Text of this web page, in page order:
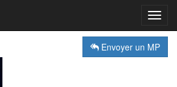
Envoyer un MP